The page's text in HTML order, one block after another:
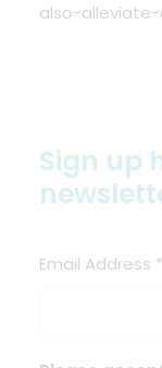
also-
Sign up
Email Address *